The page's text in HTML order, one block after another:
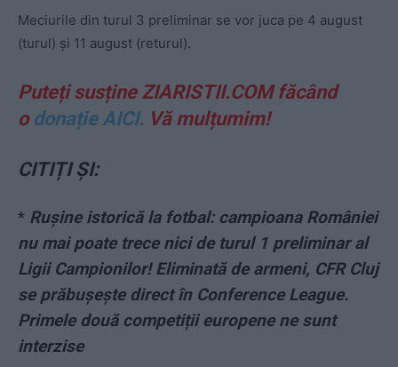
Meciurile din turul 3 preliminar se vor juca pe 4 august
(turul) și 11 august (returul).
Puteți susține ZIARISTII.COM făcând
o donație AICI. Vă mulțumim!
CITIȚI ȘI:
* Rușine istorică la fotbal: campioana României
nu mai poate trece nici de turul 1 preliminar al
Ligii Campionilor! Eliminată de armeni, CFR Cluj
se prăbușește direct în Conference League.
Primele două competiții europene ne sunt
interzise